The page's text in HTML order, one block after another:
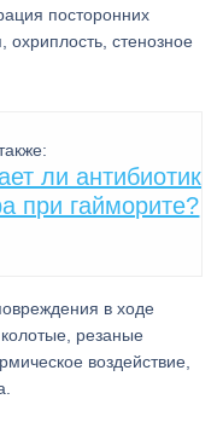
посторонних
охриплость, стенозное
ли антибиотик
при гайморите?
в ходе
резаные
воздействие,